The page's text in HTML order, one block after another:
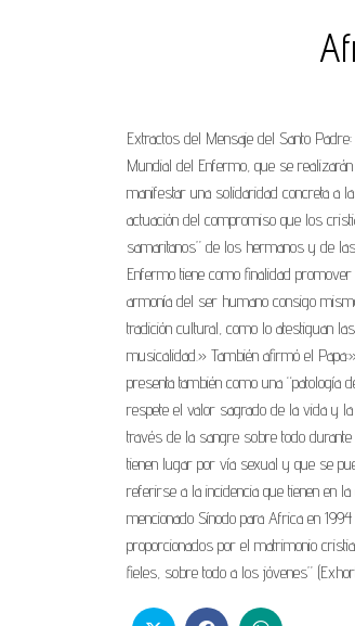
Extractos del Mensaje del Santo
Mundial del Enfermo, que se
manifestar una solidaridad concreta a
actuación del compromiso que los
samaritanos” de los hermanos y de
Enfermo tiene como finalidad
armonía del ser humano consigo
tradición cultural, como lo atestiguan
musicalidad.» También afirmó el
presenta también como una “patología
respete el valor sagrado de la vida y
través de la sangre sobre todo
tienen lugar por vía sexual y que se
referirse a la incidencia que tienen en
mencionado Sínodo para Africa en
proporcionados por el matrimonio
fieles, sobre todo a los jóvenes”